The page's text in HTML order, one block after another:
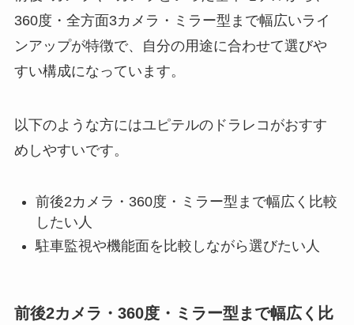
360度・全方面3カメラ・ミラー型まで幅広いライ
ンアップが特徴で、自分の用途に合わせて選びや
すい構成になっています。
以下のような方にはユピテルのドラレコがおすす
めしやすいです。
前後2カメラ・360度・ミラー型まで幅広く比較
したい人
駐車監視や機能面を比較しながら選びたい人
前後2カメラ・360度・ミラー型まで幅広く比